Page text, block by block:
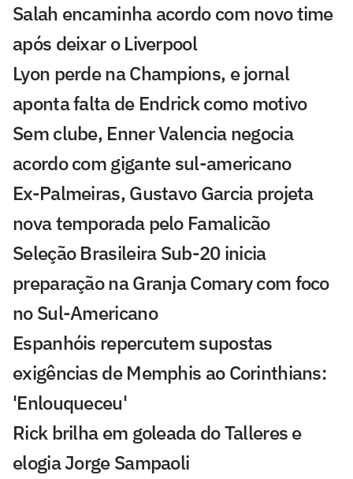
Salah encaminha acordo com novo time
após deixar o Liverpool
Lyon perde na Champions, e jornal
aponta falta de Endrick como motivo
Sem clube, Enner Valencia negocia
acordo com gigante sul-americano
Ex-Palmeiras, Gustavo Garcia projeta
nova temporada pelo Famalicão
Seleção Brasileira Sub-20 inicia
preparação na Granja Comary com foco
no Sul-Americano
Espanhóis repercutem supostas
exigências de Memphis ao Corinthians:
'Enlouqueceu'
Rick brilha em goleada do Talleres e
elogia Jorge Sampaoli